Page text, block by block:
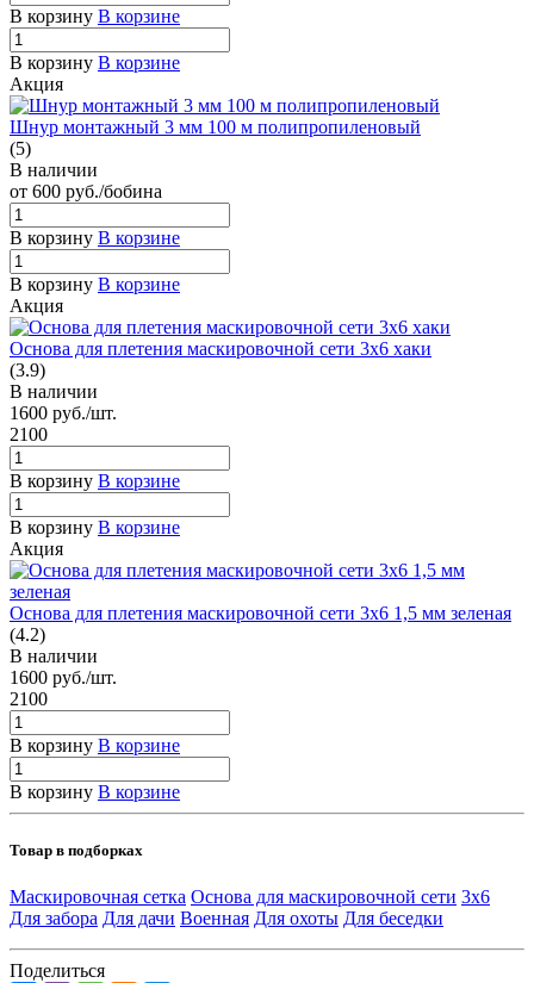
В корзину В корзине
В корзину В корзине
Акция
Шнур монтажный 3 мм 100 м полипропиленовый
(5)
В наличии
от 600 руб./бобина
В корзину В корзине
В корзину В корзине
Акция
Основа для плетения маскировочной сети 3х6 хаки
(3.9)
В наличии
1600 руб./шт.
2100
В корзину В корзине
В корзину В корзине
Акция
Основа для плетения маскировочной сети 3х6 1,5 мм зеленая
(4.2)
В наличии
1600 руб./шт.
2100
В корзину В корзине
В корзину В корзине
Товар в подборках
Маскировочная сетка Основа для маскировочной сети 3х6
Для забора Для дачи Военная Для охоты Для беседки
Поделиться